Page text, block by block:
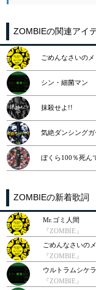
ZOMBIEの関連アイ
ごめんなさいの
シン・細菌マン
抹殺せよ!!
気絶ダンシングガ
ぼくら100％死ん
ZOMBIEの新着歌詞
Mr.ゴミ人間
『ZOMBIE』
ごめんなさいの
『ZOMBIE』
ウルトラムシケ
『ZOMBIE』